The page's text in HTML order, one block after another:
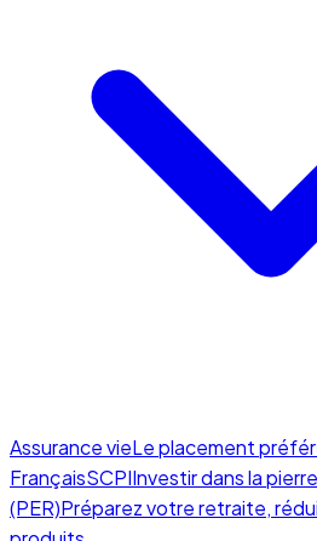
Assurance vieLe placement
FrançaisSCPIInvestir dans la
(PER)Préparez votre retraite,